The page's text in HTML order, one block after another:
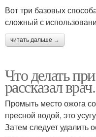
Вот три базовых
сложный с
читать дальше →
Что делать
рассказал врач.
Промыть место ожога
пресной водой, это
Затем следует удалить